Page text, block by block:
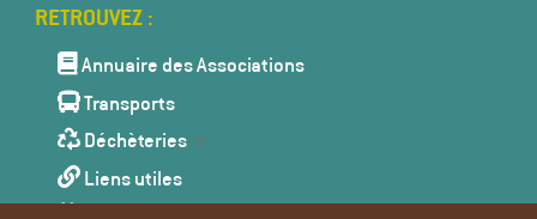
Menu
Annuaire des Associations
Transports
Déchèteries
Liens utiles